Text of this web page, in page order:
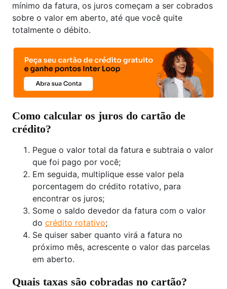
mínimo da fatura, os juros começam a ser cobrados
sobre o valor em aberto, até que você quite
totalmente o débito.
Como calcular os juros do cartão de
crédito?
Pegue o valor total da fatura e subtraia o valor
que foi pago por você;
Em seguida, multiplique esse valor pela
porcentagem do crédito rotativo, para
encontrar os juros;
Some o saldo devedor da fatura com o valor
do crédito rotativo;
Se quiser saber quanto virá a fatura no
próximo mês, acrescente o valor das parcelas
em aberto.
Quais taxas são cobradas no cartão?